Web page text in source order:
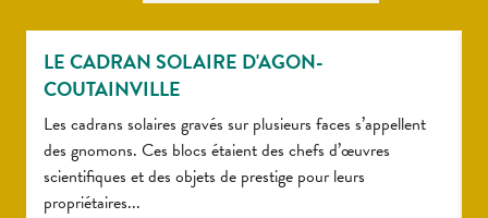
LE CADRAN SOLAIRE D'AGON-
COUTAINVILLE
Les cadrans solaires gravés sur plusieurs faces s’appellent
des gnomons. Ces blocs étaient des chefs d’œuvres
scientifiques et des objets de prestige pour leurs
propriétaires...